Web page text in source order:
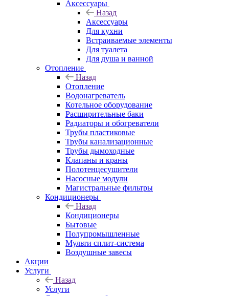
Аксессуары
Назад
Аксессуары
Для кухни
Встраиваемые элементы
Для туалета
Для душа и ванной
Отопление
Назад
Отопление
Водонагреватель
Котельное оборудование
Расширительные баки
Радиаторы и обогреватели
Трубы пластиковые
Трубы канализационные
Трубы дымоходные
Клапаны и краны
Полотенцесушители
Насосные модули
Магистральные фильтры
Кондиционеры
Назад
Кондиционеры
Бытовые
Полупромышленные
Мульти сплит-система
Воздушные завесы
Акции
Услуги
Назад
Услуги